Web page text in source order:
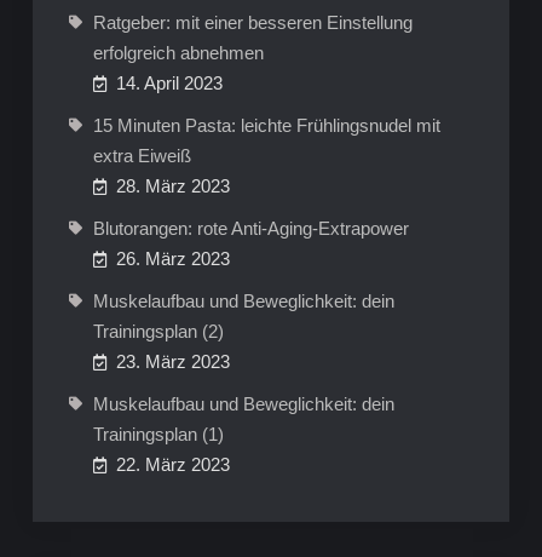
Ratgeber: mit einer besseren Einstellung
erfolgreich abnehmen
14. April 2023
15 Minuten Pasta: leichte Frühlingsnudel mit
extra Eiweiß
28. März 2023
Blutorangen: rote Anti-Aging-Extrapower
26. März 2023
Muskelaufbau und Beweglichkeit: dein
Trainingsplan (2)
23. März 2023
Muskelaufbau und Beweglichkeit: dein
Trainingsplan (1)
22. März 2023